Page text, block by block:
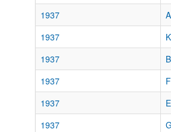
1937
1937
1937
1937
1937
1937